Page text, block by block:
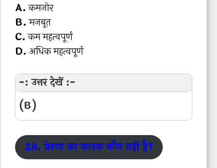
A.कमजोर
B.मजबूत
C.कम महत्वपूर्ण
D. अधिक महत्वपूर्ण
-: उत्तर देखें :-
(B)
28. प्रेरणा का कारक कौन नहीं है?